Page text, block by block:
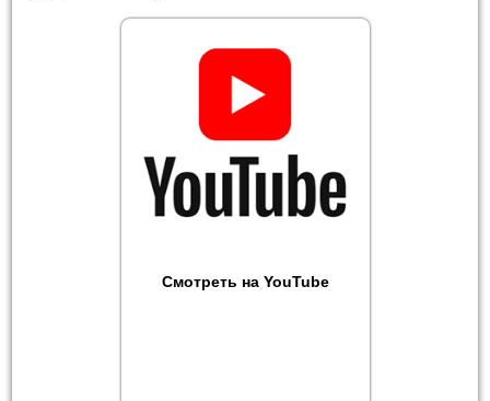
Смотреть на YouTube